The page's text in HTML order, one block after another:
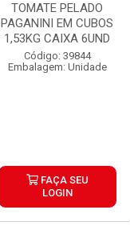
TOMATE PELADO
PAGANINI EM CUBOS
1,53KG CAIXA 6UND
Código: 39844
Embalagem: Unidade
FAÇA SEU
LOGIN